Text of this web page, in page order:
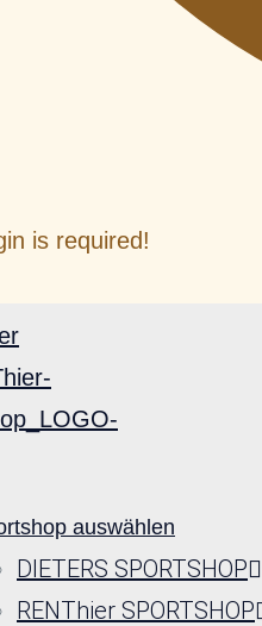
is required!
auswählen
DIETERS SPORTSHOP
RENThier SPORTSHOP